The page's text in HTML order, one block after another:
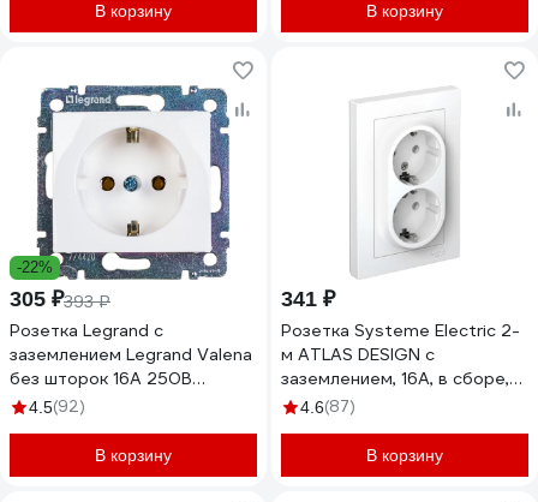
В корзину В корзину
-22%
305 ₽393 ₽
Розетка Legrand с
заземлением Legrand Valena
без шторок 16А 250В
винтовые зажимы белый
4.5(92)
В корзину
341 ₽
Розетка Systeme Electric 2-
м ATLAS DESIGN с
заземлением, 16А, в сборе,
белая ATN000124 1240135
4.6(87)
В корзину